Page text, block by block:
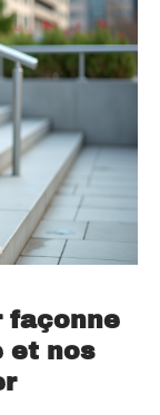
façonne
et nos